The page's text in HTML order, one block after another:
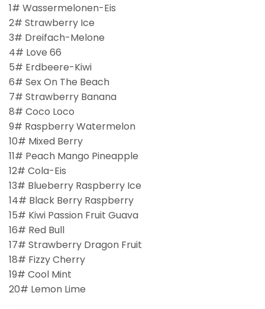
1# Wassermelonen-Eis
2# Strawberry Ice
3# Dreifach-Melone
4# Love 66
5# Erdbeere-Kiwi
6# Sex On The Beach
7# Strawberry Banana
8# Coco Loco
9# Raspberry Watermelon
10# Mixed Berry
11# Peach Mango Pineapple
12# Cola-Eis
13# Blueberry Raspberry Ice
14# Black Berry Raspberry
15# Kiwi Passion Fruit Guava
16# Red Bull
17# Strawberry Dragon Fruit
18# Fizzy Cherry
19# Cool Mint
20# Lemon Lime